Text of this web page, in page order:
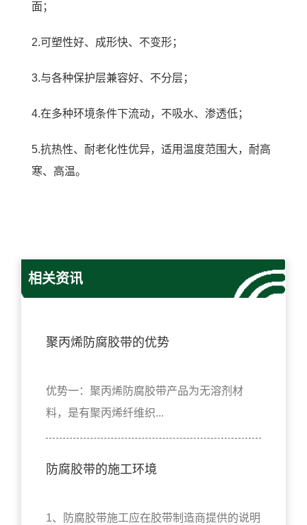
面；
2.可塑性好、成形快、不变形；
3.与各种保护层兼容好、不分层；
4.在多种环境条件下流动，不吸水、渗透低；
5.抗热性、耐老化性优异，适用温度范围大，耐高
寒、高温。
相关资讯
聚丙烯防腐胶带的优势
优势一：聚丙烯防腐胶带产品为无溶剂材
料，是有聚丙烯纤维织...
防腐胶带的施工环境
1、防腐胶带施工应在胶带制造商提供的说明